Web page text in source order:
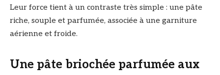
Leur force tient à un contraste très simple : une pâte
riche, souple et parfumée, associée à une garniture
aérienne et froide.
Une pâte briochée parfumée aux